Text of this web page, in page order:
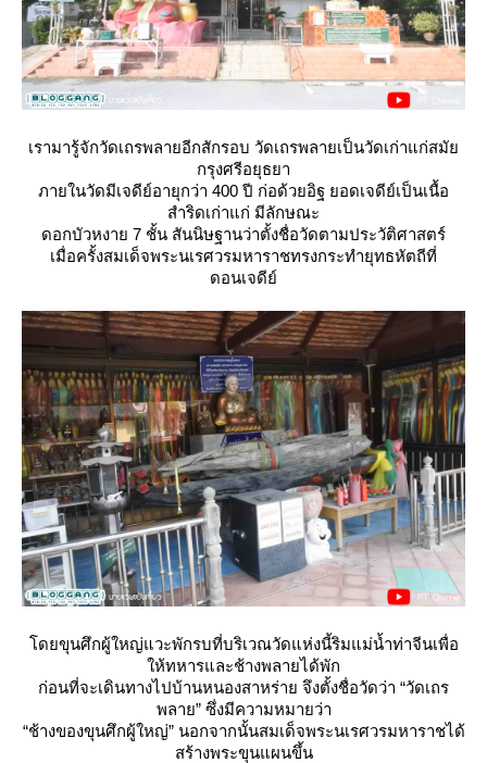
เรามารู้จักวัดเถรพลายอีกสักรอบ วัดเถรพลายเป็นวัดเก่าแก่สมั
กรุงศรีอยุธยา
ภายในวัดมีเจดีย์อายุกว่า 400 ปี ก่อด้วยอิฐ ยอดเจดีย์เป็นเนื้อ
สำริดเก่าแก่ มีลักษณะ
ดอกบัวหงาย 7 ชั้น สันนิษฐานว่าตั้งชื่อวัดตามประวัติศาสตร์
เมื่อครั้งสมเด็จพระนเรศวรมหาราชทรงกระทำยุทธหัตถีที่
ดอนเจดีย์
ดยขุนศึกผู้ใหญ่แวะพักรบที่บริเวณวัดแห่งนี้ริมแม่น้ำท่าจีนเพื่อ
ห้ทหารและช้างพลายได้พัก
ก่อนที่จะเดินทางไปบ้านหนองสาหร่าย จึงตั้งชื่อวัดว่า “วัดเถร
พลาย” ซึ่งมีความหมายว่า
“ช้างของขุนศึกผู้ใหญ่” นอกจากนั้นสมเด็จพระนเรศวรมหาราชได้
สร้างพระขุนแผนขึ้น